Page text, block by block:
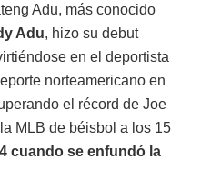
Adu, más conocido
Adu, hizo su debut
en el deportista
norteamericano en
el récord de Joe
MLB de béisbol a los 15
cuando se enfundó la